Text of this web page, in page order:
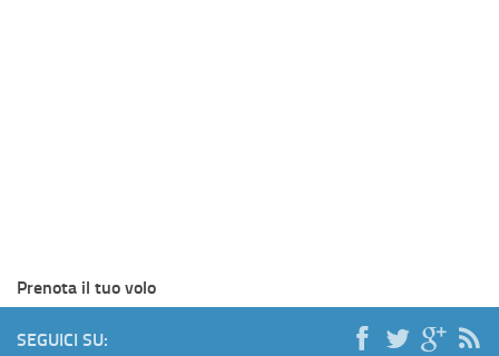
Prenota il tuo volo
SEGUICI SU: